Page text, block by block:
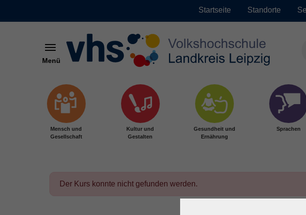
Startseite Standorte
Menü
Mensch und
Gesellschaft
Kultur und
Gestalten
Gesundheit und
Ernährung
Sprachen
Der Kurs konnte nicht gefunden werden.